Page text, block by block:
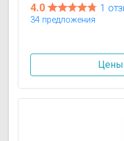
4.0 1
34 предложения
Цены